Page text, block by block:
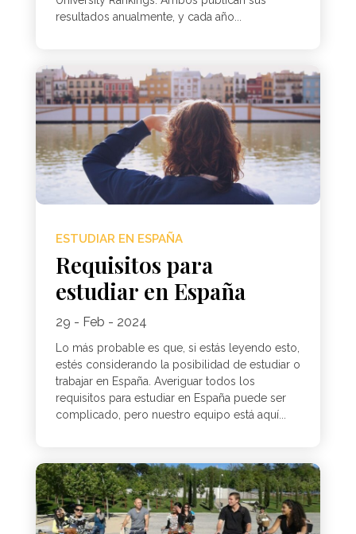
resultados anualmente, y cada año...
ESTUDIAR EN ESPAÑA
Requisitos para
estudiar en España
29 - Feb - 2024
Lo más probable es que, si estás leyendo esto,
estés considerando la posibilidad de estudiar o
trabajar en España. Averiguar todos los
requisitos para estudiar en España puede ser
complicado, pero nuestro equipo está aquí...